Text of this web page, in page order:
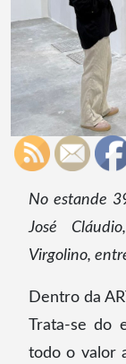
No estande
José
Virgolino,
Dentro da
Trata-se do
todo o valor